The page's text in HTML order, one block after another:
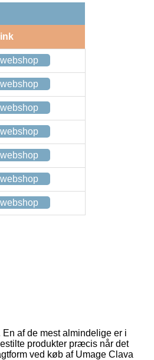
af de mest almindelige er i
produkter præcis når det
ved køb af Umage Clava